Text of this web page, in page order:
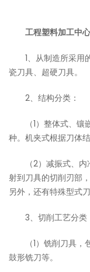
工程塑料加工中心
1、从制造所采用
瓷刀具、超硬刀具。
2、结构分类：
（1）整体式、镶
种。机夹式根据刀体
（2）减振式、内
射到刀具的切削刃部
另外，还有特殊型式
3、切削工艺分类
（1）铣削刀具，包
鼓形铣刀等。